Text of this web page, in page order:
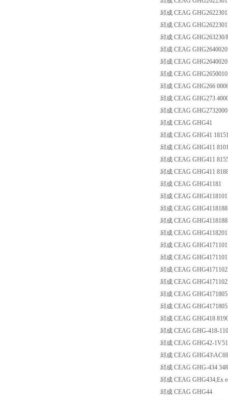
邱成 CEAG
邱成 CEAG
邱成 CEAG GHG263230/
邱成 CEAG
邱成 CEAG
邱成 CEAG
邱成 CEAG GHG266
邱成 CEAG GHG273
邱成 CEAG
邱成 CEAG GHG41
邱成 CEAG GHG41
邱成 CEAG GHG411
邱成 CEAG GHG411
邱成 CEAG GHG411
邱成 CEAG GHG41181
邱成 CEAG
邱成 CEAG
邱成 CEAG
邱成 CEAG
邱成 CEAG
邱成 CEAG
邱成 CEAG
邱成 CEAG
邱成 CEAG
邱成 CEAG
邱成 CEAG GHG418
邱成 CEAG GHG-418-
邱成 CEAG GHG42-
邱成 CEAG
邱成 CEAG GHG-434
邱成 CEAG GHG434;Ex
邱成 CEAG GHG44